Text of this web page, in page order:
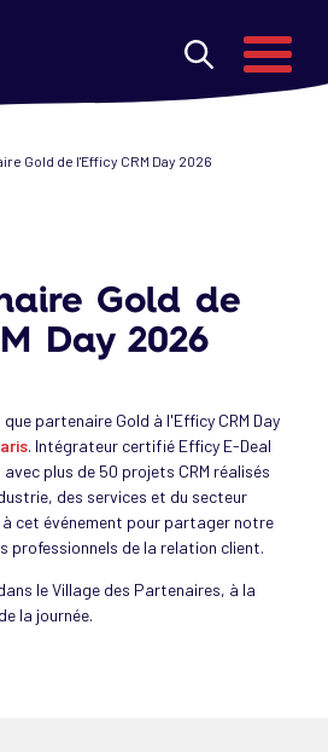
Menu
Gold de l'Efficy CRM Day 2026
Gold de
Day 2026
partenaire Gold à l'Efficy CRM Day
. Intégrateur certifié Efficy E-Deal
plus de 50 projets CRM réalisés
des services et du secteur
cet événement pour partager notre
professionnels de la relation client.
le Village des Partenaires, à la
la journée.